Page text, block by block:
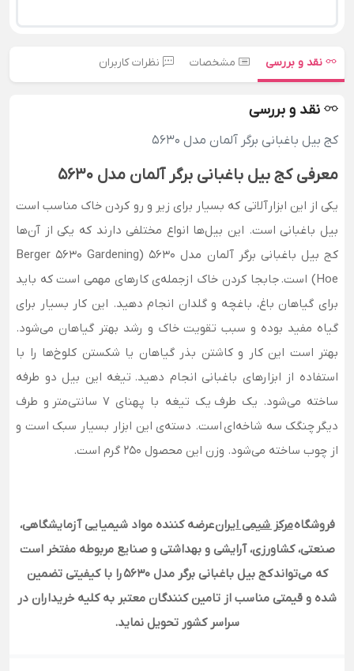
نقد و بررسی مشخصات نظرات کاربران
نقد و بررسی
کج بیل باغبانی برگر آلمان مدل 5630
معرفی کج بیل باغبانی برگر آلمان مدل 5630
یکی از این ابزارآلاتی که بسیار برای زیر و رو کردن خاک مناسب است
بیل باغبانی است. این بیل‌ها انواع مختلفی دارند که یکی از آن‌ها
کج بیل باغبانی برگر آلمان مدل 5630 (Berger 5630 Gardening
Hoe) است. جابجا کردن خاک ازجمله‌ی کارهای مهمی است که باید
برای گیاهان باغ، باغچه و گلدان انجام دهید. این کار بسیار برای
گیاه مفید بوده و سبب تقویت خاک و رشد بهتر گیاهان می‌شود.
بهتر است این کار و کاشتن بذر گیاهان یا شکستن کلوخ‌ها را با
استفاده از ابزار‌های باغبانی انجام دهید. تیغه این بیل دو طرفه
ساخته می‌شود. یک طرف یک تیغه با پهنای 7 سانتی‌متر و طرف
دیگر چنگک سه شاخه‌ای است. دسته‌ی این ابزار بسیار سبک است و
از چوب ساخته می‌شود. وزن این محصول 250 گرم است.
فروشگاهمرکز شیمی ایرانعرضه کننده مواد شیمیایی آزمایشگاهی،
صنعتی، کشاورزی، آرایشی و بهداشتی و صنایع مربوطه مفتخر است
که می‌تواند کج بیل باغبانی برگر مدل 5630 را با کیفیتی تضمین
شده و قیمتی مناسب از تامین کنندگان معتبر به کلیه خریداران در
سراسر کشور تحویل نماید.